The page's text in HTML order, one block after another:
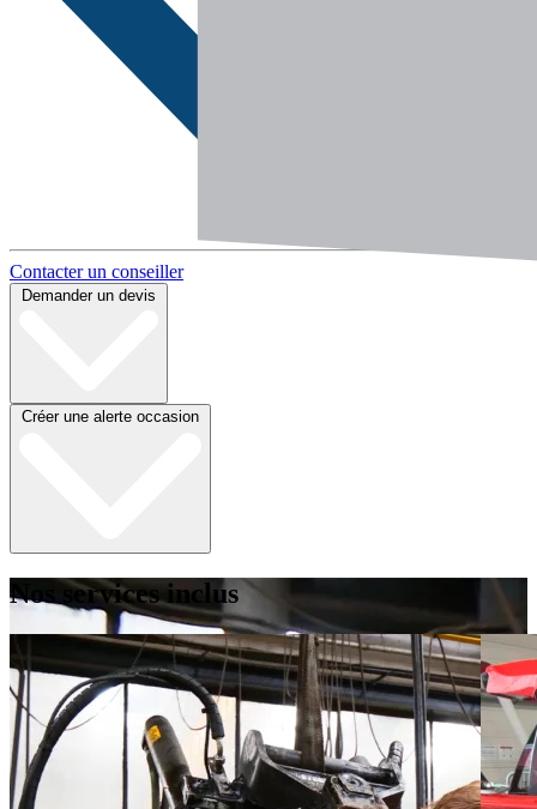
Contacter un conseiller
Demander un devis
Créer une alerte occasion
Nos services inclus